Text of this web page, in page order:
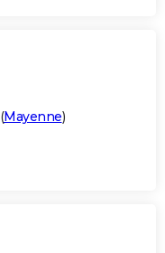
(Mayenne)